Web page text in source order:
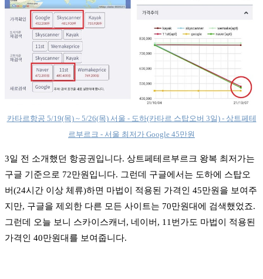
카타르항공 5/19(목) ~ 5/26(목) 서울 - 도하(카타르 스탑오버 3일) - 상트페테
르부르크 - 서울 최저가 Google 45만원
3일 전 소개했던 항공권입니다. 상트페테르부르크 왕복 최저가는
구글 기준으로 72만원입니다. 그런데 구글에서는 도하에 스탑오
버(24시간 이상 체류)하면 마법이 적용된 가격인 45만원을 보여주
지만, 구글을 제외한 다른 모든 사이트는 70만원대에 검색했었죠.
그런데 오늘 보니 스카이스캐너, 네이버, 11번가도 마법이 적용된
가격인 40만원대를 보여줍니다.